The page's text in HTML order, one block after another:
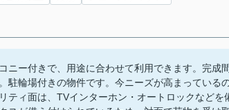
ニー付きで、用途に合わせて利用できます。完成
駐輪場付きの物件です。今ニーズが高まっている
ティ面は、TVインターホン・オートロックなど